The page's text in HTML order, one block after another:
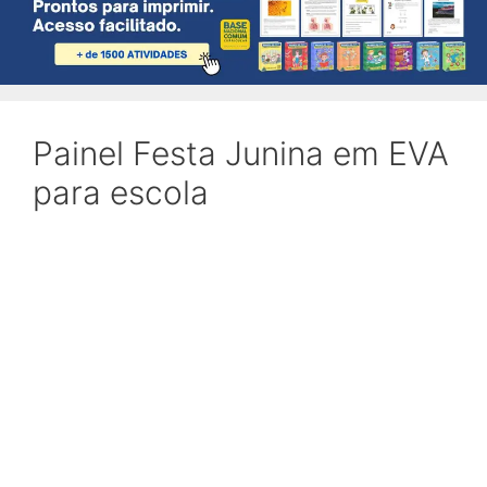
Painel Festa Junina em EVA
para escola